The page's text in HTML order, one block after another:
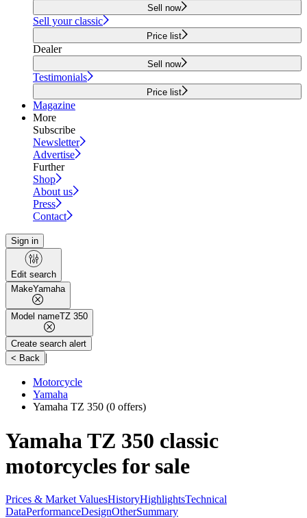
Sell now
Sell your classic
Price list
Dealer
Sell now
Testimonials
Price list
Magazine
More
Subscribe
Newsletter
Advertise
Further
Shop
About us
Press
Contact
Sign in
Edit search
MakeYamaha
Model nameTZ 350
Create search alert
< Back |
Motorcycle
Yamaha
Yamaha TZ 350 (0 offers)
Yamaha TZ 350 classic
motorcycles for sale
Prices & Market ValuesHistoryHighlightsTechnical
DataPerformanceDesignOtherSummary